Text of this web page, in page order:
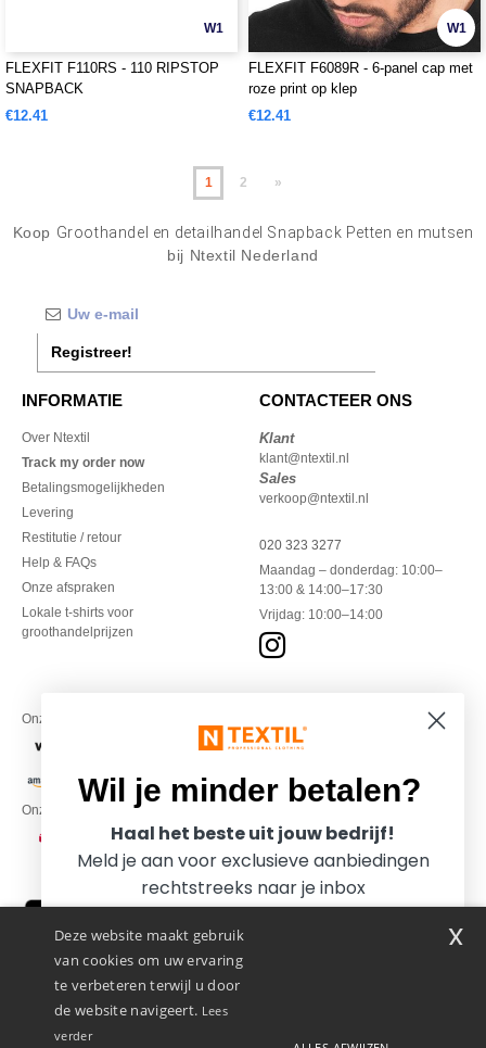
W1
FLEXFIT F110RS - 110 RIPSTOP
SNAPBACK
€12.41
W1
FLEXFIT F6089R - 6-panel cap met
roze print op klep
€12.41
1 2 »
Koop Groothandel en detailhandel Snapback Petten en mutsen
bij Ntextil Nederland
Registreer!
INFORMATIE
Over Ntextil
Track my order now
Betalingsmogelijkheden
Levering
Restitutie / retour
Help & FAQs
Onze afspraken
Lokale t-shirts voor
groothandelprijzen
CONTACTEER ONS
Klant
klant@ntextil.nl
Sales
verkoop@ntextil.nl
020 323 3277
Maandag – donderdag: 10:00–
13:00 & 14:00–17:30
Vrijdag: 10:00–14:00
Onze financiële partners
Onze transporteurs
Deze website maakt gebruik
van cookies om uw ervaring
te verbeteren terwijl u door
de website navigeert. Lees
verder
x
Wil je minder betalen?
Haal het beste uit jouw bedrijf!
Meld je aan voor exclusieve aanbiedingen
rechtstreeks naar je inbox